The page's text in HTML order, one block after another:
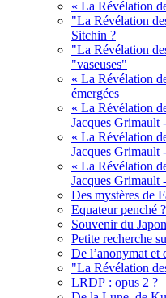
« La Révélation
"La Révélation
Sitchin ?
"La Révélation
"vaseuses"
« La Révélation
émergées
« La Révélation
Jacques Grimault
« La Révélation
Jacques Grimault
« La Révélation
Jacques Grimault
Des mystères de
Equateur penché ?
Souvenir du
Petite recherche
De l’anonymat et
"La Révélation
LRDP : opus 2 ?